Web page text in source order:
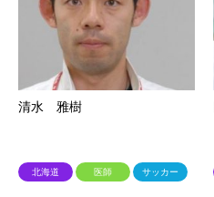
清水 雅樹
北海道 医師 サッカー